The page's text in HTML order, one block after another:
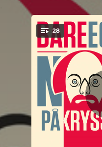
You're all set!
28